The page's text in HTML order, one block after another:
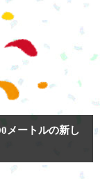
メートルの新し